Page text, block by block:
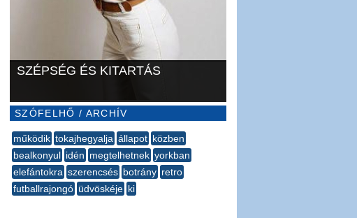
SZÉPSÉG ÉS KITARTÁS
SZÓFELHŐ / ARCHÍV
működik tokajhegyalja állapot közben
bealkonyul idén megtelhetnek yorkban
elefántokra szerencsés ​botrány retro
futballrajongó üdvöskéje ki